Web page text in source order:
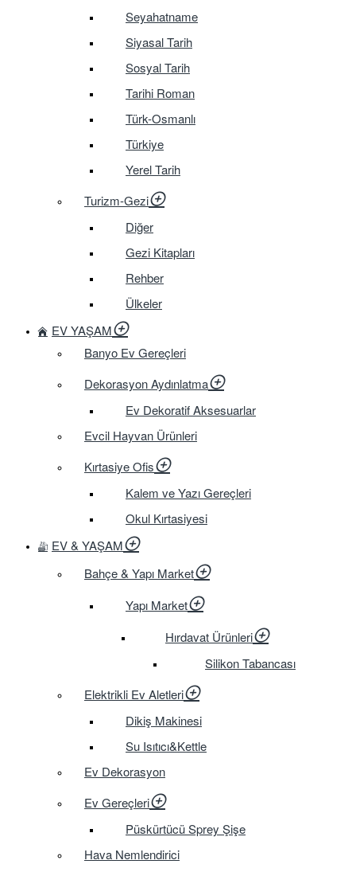
Seyahatname
Siyasal Tarih
Sosyal Tarih
Tarihi Roman
Türk-Osmanlı
Türkiye
Yerel Tarih
Turizm-Gezi
Diğer
Gezi Kitapları
Rehber
Ülkeler
EV YAŞAM
Banyo Ev Gereçleri
Dekorasyon Aydınlatma
Ev Dekoratif Aksesuarlar
Evcil Hayvan Ürünleri
Kırtasiye Ofis
Kalem ve Yazı Gereçleri
Okul Kırtasiyesi
EV & YAŞAM
Bahçe & Yapı Market
Yapı Market
Hırdavat Ürünleri
Silikon Tabancası
Elektrikli Ev Aletleri
Dikiş Makinesi
Su Isıtıcı&Kettle
Ev Dekorasyon
Ev Gereçleri
Püskürtücü Sprey Şişe
Hava Nemlendirici